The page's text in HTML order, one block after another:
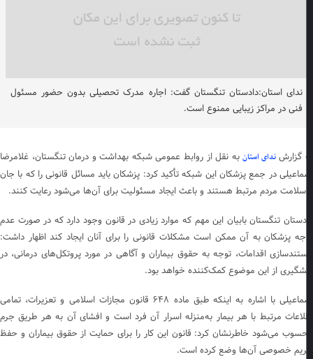
ندای استان:دادستان تنگستان گفت: اجاره مدرک تحصیلی بدون حضور مسئول
فنی در مراکز زیبایی ممنوع است.
گزارشندای استانبه نقل از روابط عمومی شبکه بهداشت و درمان تنگستان، غلامرضا
در جمع پزشکان این شبکه تأکید کرد: پزشکان باید مسائل قانونی را که با جان
مردم مرتبط هستند و باعث ایجاد مسئولیت برای آن‌ها می‌شود رعایت کنند.
تنگستان بابیان این مهم که موارد زیادی در قانون وجود دارد که در صورت عدم
پزشکان به آن ممکن است مشکلات قانونی را برای آنان ایجاد کند اظهار داشت:
اقدامات، توجه به حقوق بیماران و آگاهی در مورد پروتکل‌های درمانی، در
از این موضوع کمک‌کننده خواهد بود.
اسماعیلی با اشاره به اینکه طبق ماده ۶۴۸ قانون مجازات اسلامی و تعزیرات، تمامی
مرتبط با هر بیمار به‌منزله اسرار آن فرد است و افشای آن به هر طریق جرم
می‌شود خاطرنشان کرد: قانون این کار را برای حمایت از حقوق بیماران و حفظ
خصوصی آن‌ها وضع کرده است.